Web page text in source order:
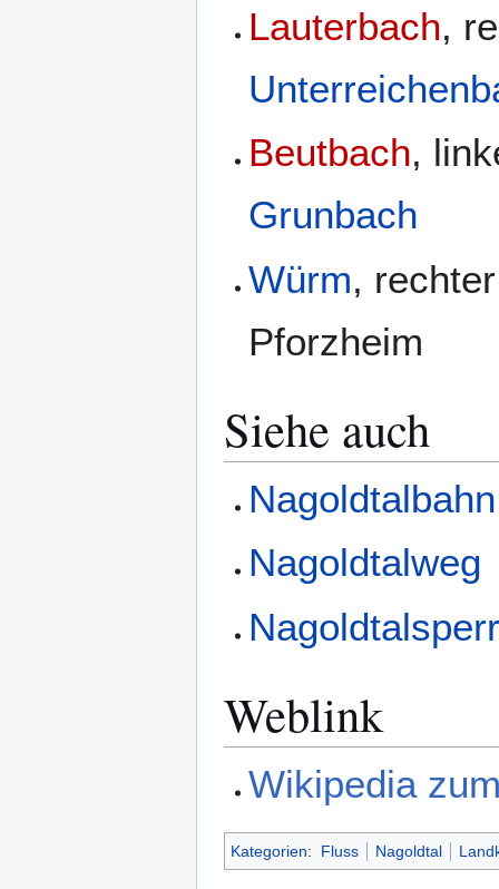
Lauterbach,
Beutbach,
Grunbach
Würm,
Pforzheim
Siehe auch
Nagoldtalbahn
Nagoldtalweg
Weblink
Wikipedia
Kategorien: Fluss Nagoldtal